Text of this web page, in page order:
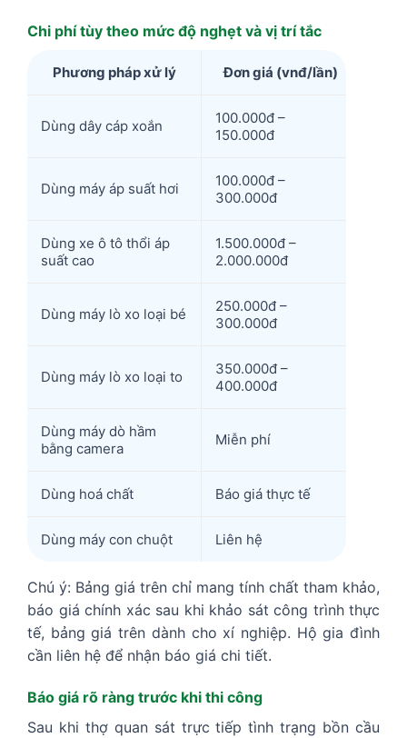
Chi phí tùy theo mức độ nghẹt và vị trí tắc
Phương pháp xử lý Đơn giá (vnđ/lần)
Dùng dây cáp xoắn
100.000đ –
150.000đ
Dùng máy áp suất hơi
100.000đ –
300.000đ
Dùng xe ô tô thổi áp
suất cao
1.500.000đ –
2.000.000đ
Dùng máy lò xo loại bé
250.000đ –
300.000đ
Dùng máy lò xo loại to
350.000đ –
400.000đ
Dùng máy dò hầm
bằng camera
Miễn phí
Dùng hoá chất Báo giá thực tế
Dùng máy con chuột Liên hệ
Chú ý: Bảng giá trên chỉ mang tính chất tham khảo,
báo giá chính xác sau khi khảo sát công trình thực
tế, bảng giá trên dành cho xí nghiệp. Hộ gia đình
cần liên hệ để nhận báo giá chi tiết.
Báo giá rõ ràng trước khi thi công
Sau khi thợ quan sát trực tiếp tình trạng bồn cầu